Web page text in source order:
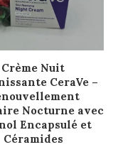
AU PANIER
Crème Nuit
CeraVe –
Nocturne avec
Encapsulé et
Céramides